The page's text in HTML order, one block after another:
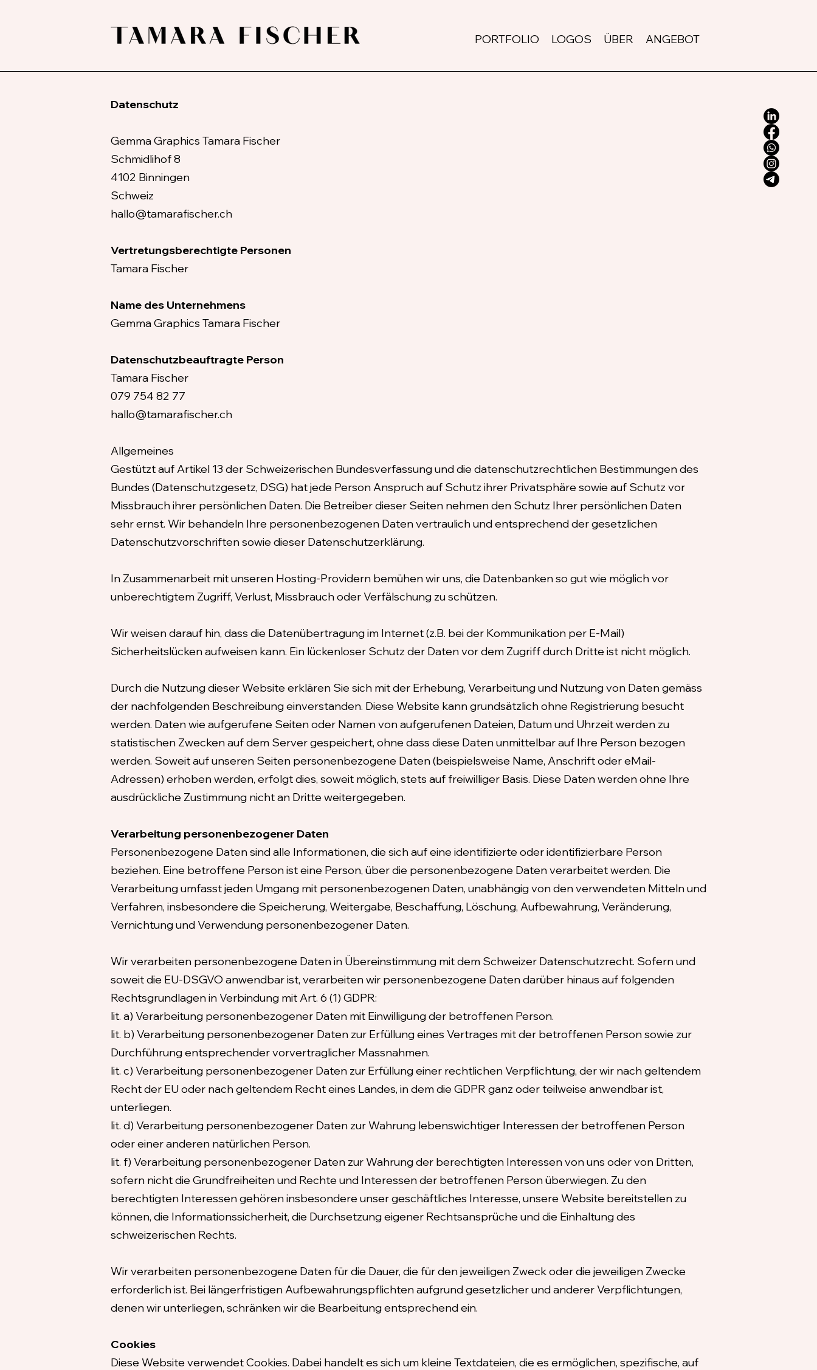
PORTFOLIO LOGOS ÜBER ANGEBOT
Datenschutz
Gemma Graphics Tamara Fischer
Schmidlihof 8
4102 Binningen
Schweiz
hallo@tamarafischer.ch
Vertretungsberechtigte Personen
Tamara Fischer
Name des Unternehmens
Gemma Graphics Tamara Fischer
Datenschutzbeauftragte Person
Tamara Fischer
079 754 82 77
hallo@tamarafischer.ch
Allgemeines
Gestützt auf Artikel 13 der Schweizerischen Bundesverfassung und die datenschutzrechtlichen Bestimmungen des
Bundes (Datenschutzgesetz, DSG) hat jede Person Anspruch auf Schutz ihrer Privatsphäre sowie auf Schutz vor
Missbrauch ihrer persönlichen Daten. Die Betreiber dieser Seiten nehmen den Schutz Ihrer persönlichen Daten
sehr ernst. Wir behandeln Ihre personenbezogenen Daten vertraulich und entsprechend der gesetzlichen
Datenschutzvorschriften sowie dieser Datenschutzerklärung.
In Zusammenarbeit mit unseren Hosting-Providern bemühen wir uns, die Datenbanken so gut wie möglich vor
unberechtigtem Zugriff, Verlust, Missbrauch oder Verfälschung zu schützen.
Wir weisen darauf hin, dass die Datenübertragung im Internet (z.B. bei der Kommunikation per E-Mail)
Sicherheitslücken aufweisen kann. Ein lückenloser Schutz der Daten vor dem Zugriff durch Dritte ist nicht möglich.
Durch die Nutzung dieser Website erklären Sie sich mit der Erhebung, Verarbeitung und Nutzung von Daten gemäss
der nachfolgenden Beschreibung einverstanden. Diese Website kann grundsätzlich ohne Registrierung besucht
werden. Daten wie aufgerufene Seiten oder Namen von aufgerufenen Dateien, Datum und Uhrzeit werden zu
statistischen Zwecken auf dem Server gespeichert, ohne dass diese Daten unmittelbar auf Ihre Person bezogen
werden. Soweit auf unseren Seiten personenbezogene Daten (beispielsweise Name, Anschrift oder eMail-
Adressen) erhoben werden, erfolgt dies, soweit möglich, stets auf freiwilliger Basis. Diese Daten werden ohne Ihre
ausdrückliche Zustimmung nicht an Dritte weitergegeben.
Verarbeitung personenbezogener Daten
Personenbezogene Daten sind alle Informationen, die sich auf eine identifizierte oder identifizierbare Person
beziehen. Eine betroffene Person ist eine Person, über die personenbezogene Daten verarbeitet werden. Die
Verarbeitung umfasst jeden Umgang mit personenbezogenen Daten, unabhängig von den verwendeten Mitteln und
Verfahren, insbesondere die Speicherung, Weitergabe, Beschaffung, Löschung, Aufbewahrung, Veränderung,
Vernichtung und Verwendung personenbezogener Daten.
Wir verarbeiten personenbezogene Daten in Übereinstimmung mit dem Schweizer Datenschutzrecht. Sofern und
soweit die EU-DSGVO anwendbar ist, verarbeiten wir personenbezogene Daten darüber hinaus auf folgenden
Rechtsgrundlagen in Verbindung mit Art. 6 (1) GDPR:
lit. a) Verarbeitung personenbezogener Daten mit Einwilligung der betroffenen Person.
lit. b) Verarbeitung personenbezogener Daten zur Erfüllung eines Vertrages mit der betroffenen Person sowie zur
Durchführung entsprechender vorvertraglicher Massnahmen.
lit. c) Verarbeitung personenbezogener Daten zur Erfüllung einer rechtlichen Verpflichtung, der wir nach geltendem
Recht der EU oder nach geltendem Recht eines Landes, in dem die GDPR ganz oder teilweise anwendbar ist,
unterliegen.
lit. d) Verarbeitung personenbezogener Daten zur Wahrung lebenswichtiger Interessen der betroffenen Person
oder einer anderen natürlichen Person.
lit. f) Verarbeitung personenbezogener Daten zur Wahrung der berechtigten Interessen von uns oder von Dritten,
sofern nicht die Grundfreiheiten und Rechte und Interessen der betroffenen Person überwiegen. Zu den
berechtigten Interessen gehören insbesondere unser geschäftliches Interesse, unsere Website bereitstellen zu
können, die Informationssicherheit, die Durchsetzung eigener Rechtsansprüche und die Einhaltung des
schweizerischen Rechts.
Wir verarbeiten personenbezogene Daten für die Dauer, die für den jeweiligen Zweck oder die jeweiligen Zwecke
erforderlich ist. Bei längerfristigen Aufbewahrungspflichten aufgrund gesetzlicher und anderer Verpflichtungen,
denen wir unterliegen, schränken wir die Bearbeitung entsprechend ein.
Cookies
Diese Website verwendet Cookies. Dabei handelt es sich um kleine Textdateien, die es ermöglichen, spezifische, auf